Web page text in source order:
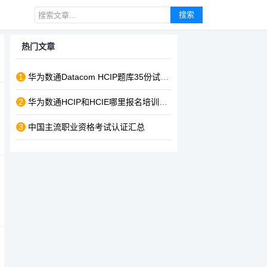
搜索
热门文章
1 华为数通Datacom HCIP题库35份试卷全套PDF下载(含答案解析)
2 华为数通HCIP和HCIE哪里报名培训班比较靠谱？
3 中国主流职业资格考试认证汇总